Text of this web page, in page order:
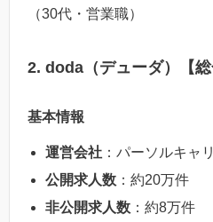
（30代・営業職）
2. doda（デューダ）【総
基本情報
運営会社 ：パーソルキャ
公開求人数 ：約20万件
非公開求人数 ：約8万件